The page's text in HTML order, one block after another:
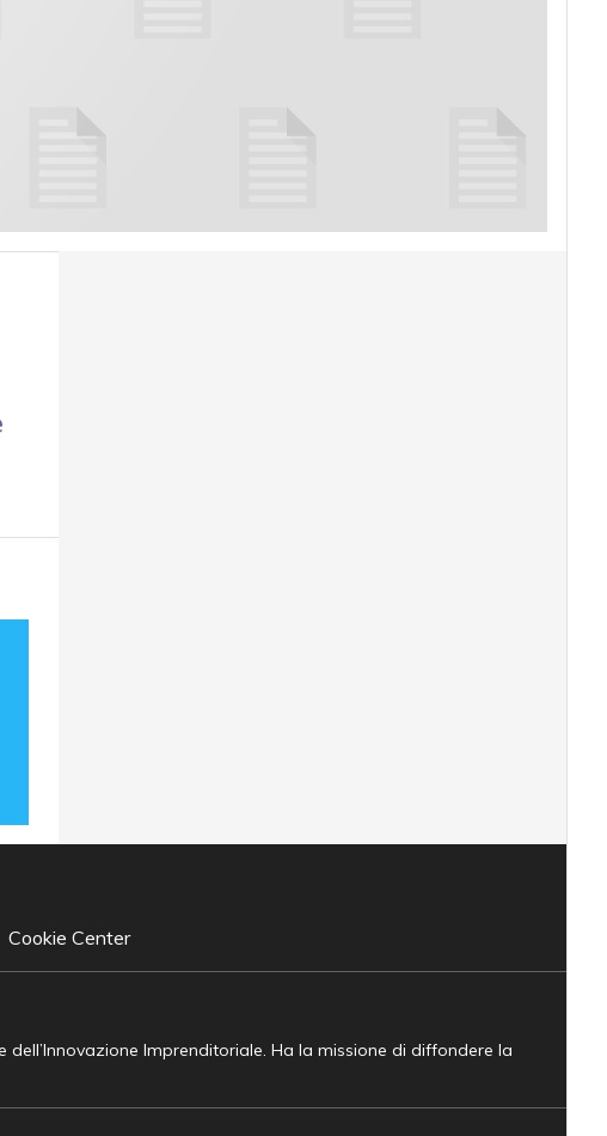
Cookie Center
Imprenditoriale. Ha la missione di diffondere la